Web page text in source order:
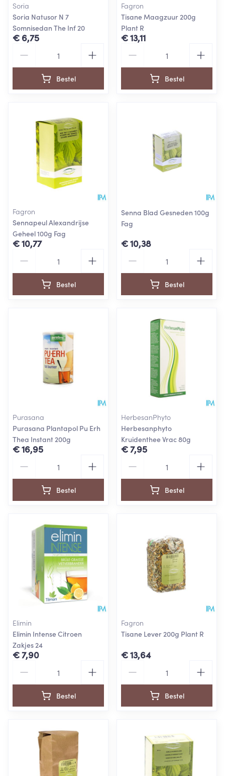
Soria
Soria Natusor N 7
Somnisedan The Inf 20
€ 6,75
Bestel
Fagron
Tisane Maagzuur 200g
Plant R
€ 13,11
Bestel
Fagron
Sennapeul Alexandrijse
Geheel 100g Fag
€ 10,77
Bestel
Senna Blad Gesneden 100g
Fag
€ 10,38
Bestel
Purasana
Purasana Plantapol Pu Erh
Thea Instant 200g
€ 16,95
Bestel
HerbesanPhyto
Herbesanphyto
Kruidenthee Vrac 80g
€ 7,95
Bestel
Elimin
Elimin Intense Citroen
Zakjes 24
€ 7,90
Bestel
Fagron
Tisane Lever 200g Plant R
€ 13,64
Bestel